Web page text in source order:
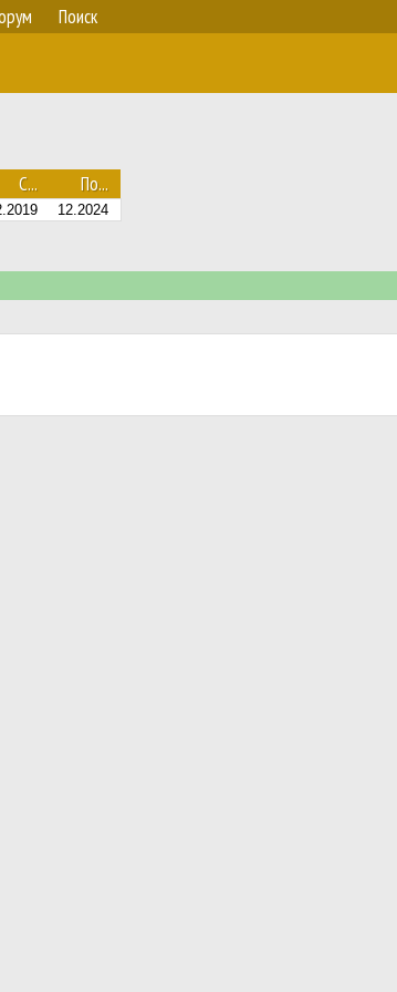
Поиск
С... По...
12.2024